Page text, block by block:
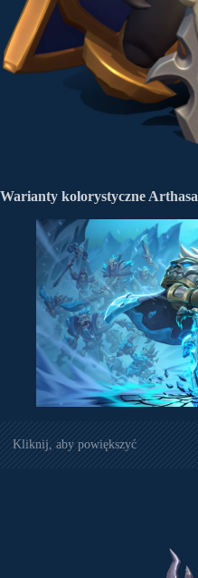
Warianty kolorystyczne Arthasa
Kliknij, aby powiększyć